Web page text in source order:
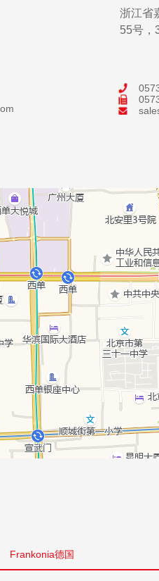
浙江省
55号，
Frankonia德国